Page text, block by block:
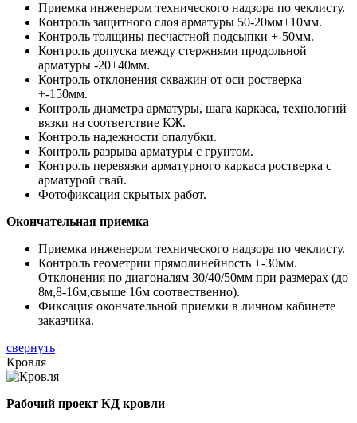
Приемка инженером технического надзора по чеклисту.
Контроль защитного слоя арматуры 50-20мм+10мм.
Контроль толщины песчастной подсыпки +-50мм.
Контроль допуска между стержнями продольной
арматуры -20+40мм.
Контроль отклонения скважин от оси ростверка
+-150мм.
Контроль диаметра арматуры, шага каркаса, технологий
вязки на соответствие КЖ.
Контроль надежности опалубки.
Контроль разрыва арматуры с грунтом.
Контроль перевязки арматурного каркаса ростверка с
арматурой свай.
Фотофиксация скрытых работ.
Окончательная приемка
Приемка инженером технического надзора по чеклисту.
Контроль геометрии прямолинейность +-30мм.
Отклонения по диагоналям 30/40/50мм при размерах (до
8м,8-16м,свыше 16м соотвественно).
Фиксация окончательной приемки в личном кабинете
заказчика.
свернуть
Кровля
Рабочий проект КД кровли